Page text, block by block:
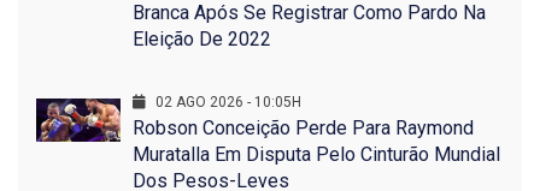
Branca Após Se Registrar Como Pardo Na
Eleição De 2022
02 AGO 2026 - 10:05H
Robson Conceição Perde Para Raymond
Muratalla Em Disputa Pelo Cinturão Mundial
Dos Pesos-Leves